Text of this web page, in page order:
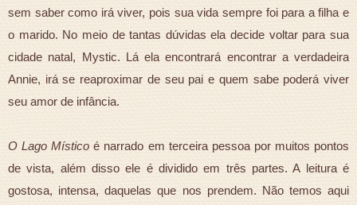
sem saber como irá viver, pois sua vida sempre foi para a filha e
o marido. No meio de tantas dúvidas ela decide voltar para sua
cidade natal, Mystic. Lá ela encontrará encontrar a verdadeira
Annie, irá se reaproximar de seu pai e quem sabe poderá viver
seu amor de infância.
O Lago Místicoé narrado em terceira pessoa por muitos pontos
de vista, além disso ele é dividido em três partes. A leitura é
gostosa, intensa, daquelas que nos prendem. Não temos aqui